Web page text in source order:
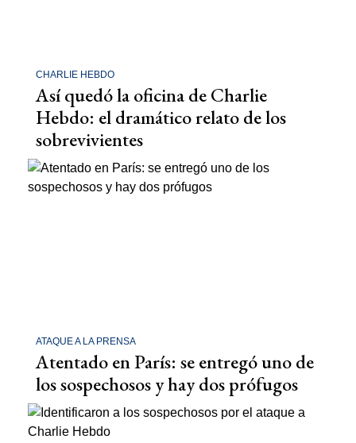
CHARLIE HEBDO
Así quedó la oficina de Charlie
Hebdo: el dramático relato de los
sobrevivientes
ATAQUE A LA PRENSA
Atentado en París: se entregó uno de
los sospechosos y hay dos prófugos